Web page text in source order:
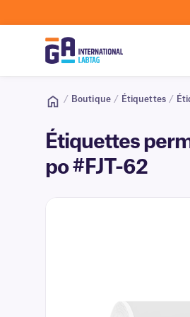
/ Boutique / Étiquettes /
Étiquettes
po #FJT-62